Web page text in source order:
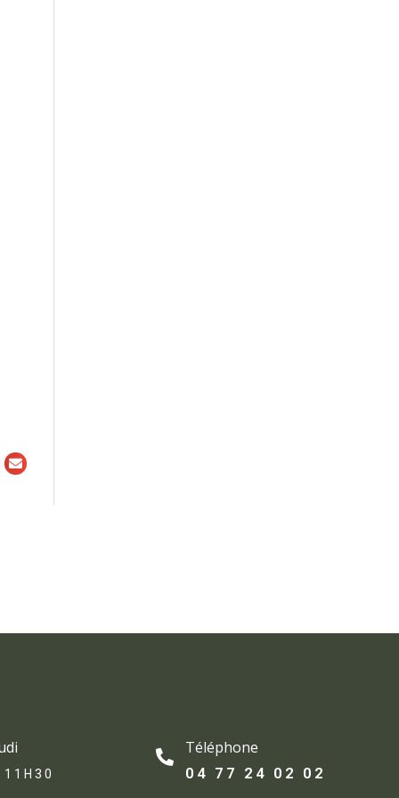
11H30
Téléphone
04 77 24 02 02